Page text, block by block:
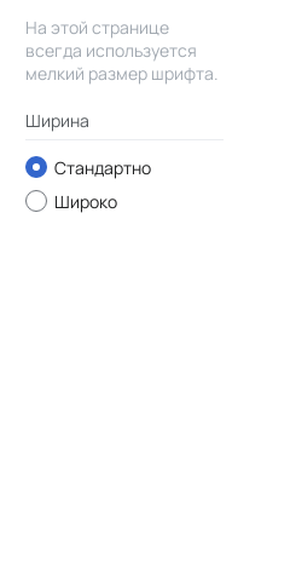
На этой странице
всегда используется
мелкий размер шрифта.
Ширина
Стандартно
Широко